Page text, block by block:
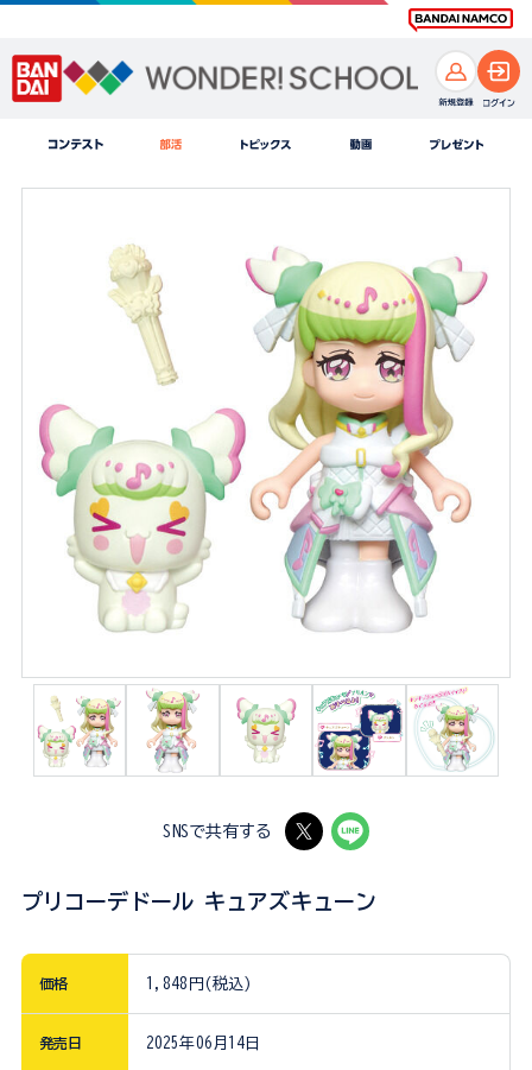
SNSで共有する
プリコーデドール キュアズキューン
価格 1,848円(税込)
発売日 2025年06月14日